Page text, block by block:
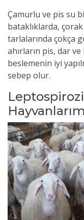
Çamurlu ve pis su
bataklıklarda,
tarlalarında çokça
ahırların pis, dar ve
beslemenin iyi
sebep olur.